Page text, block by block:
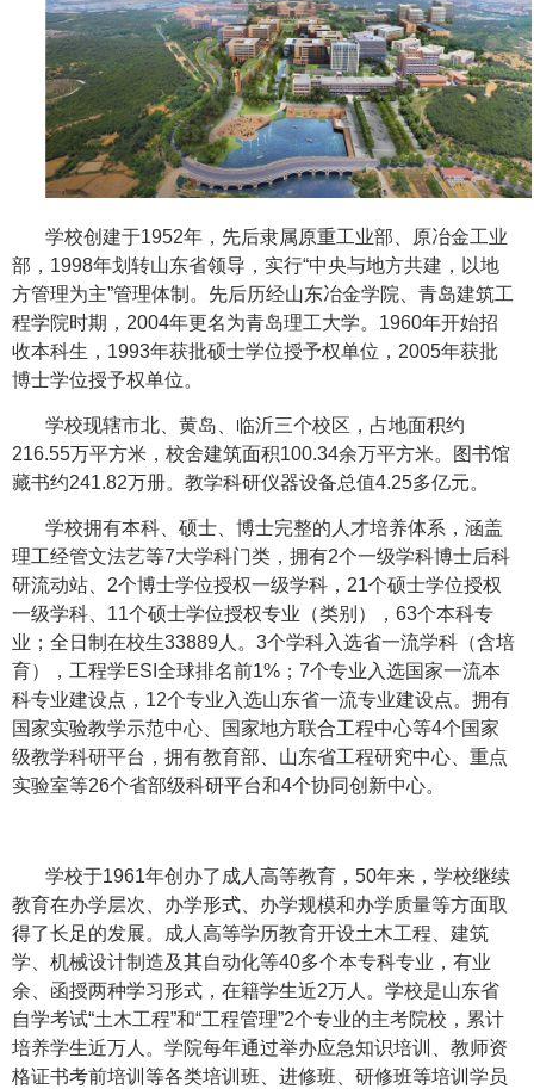
学校创建于1952年，先后隶属原重工业部、原冶金工业
部，1998年划转山东省领导，实行“中央与地方共建，以地
方管理为主”管理体制。先后历经山东冶金学院、青岛建筑工
程学院时期，2004年更名为青岛理工大学。1960年开始招
收本科生，1993年获批硕士学位授予权单位，2005年获批
博士学位授予权单位。
学校现辖市北、黄岛、临沂三个校区，占地面积约
216.55万平方米，校舍建筑面积100.34余万平方米。图书馆
藏书约241.82万册。教学科研仪器设备总值4.25多亿元。
学校拥有本科、硕士、博士完整的人才培养体系，涵盖
理工经管文法艺等7大学科门类，拥有2个一级学科博士后科
研流动站、2个博士学位授权一级学科，21个硕士学位授权
一级学科、11个硕士学位授权专业（类别），63个本科专
业；全日制在校生33889人。3个学科入选省一流学科（含培
育），工程学ESI全球排名前1%；7个专业入选国家一流本
科专业建设点，12个专业入选山东省一流专业建设点。拥有
国家实验教学示范中心、国家地方联合工程中心等4个国家
级教学科研平台，拥有教育部、山东省工程研究中心、重点
实验室等26个省部级科研平台和4个协同创新中心。
学校于1961年创办了成人高等教育，50年来，学校继续
教育在办学层次、办学形式、办学规模和办学质量等方面取
得了长足的发展。成人高等学历教育开设土木工程、建筑
学、机械设计制造及其自动化等40多个本专科专业，有业
余、函授两种学习形式，在籍学生近2万人。学校是山东省
自学考试“土木工程”和“工程管理”2个专业的主考院校，累计
培养学生近万人。学院每年通过举办应急知识培训、教师资
格证书考前培训等各类培训班、进修班、研修班等培训学员